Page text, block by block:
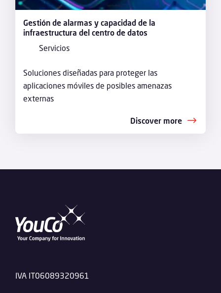
Gestión de alarmas y capacidad de la
infraestructura del centro de datos
Servicios
Soluciones diseñadas para proteger las
aplicaciones móviles de posibles amenazas
externas
Discover more
IVA IT06089320961